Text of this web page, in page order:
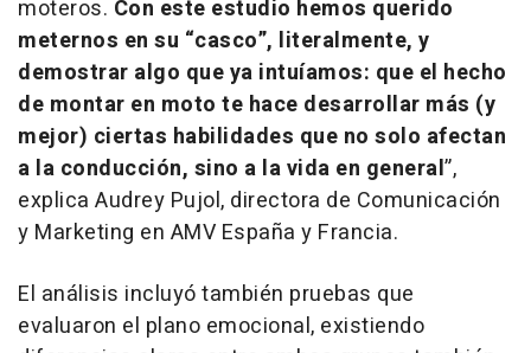
moteros. Con este estudio hemos querido
meternos en su “casco”, literalmente, y
demostrar algo que ya intuíamos: que el hecho
de montar en moto te hace desarrollar más (y
mejor) ciertas habilidades que no solo afectan
a la conducción, sino a la vida en general”,
explica Audrey Pujol, directora de Comunicación
y Marketing en AMV España y Francia.
El análisis incluyó también pruebas que
evaluaron el plano emocional, existiendo